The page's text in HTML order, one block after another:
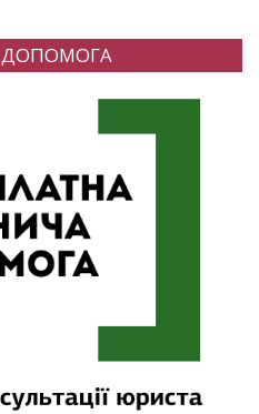
ДОПОМОГА